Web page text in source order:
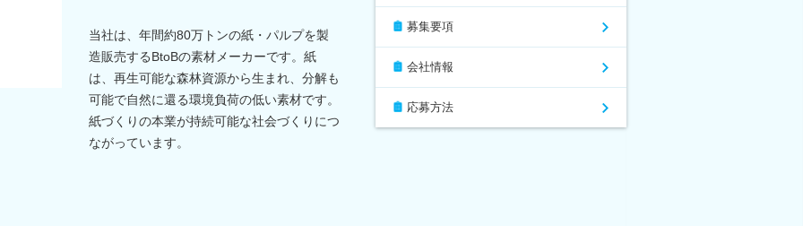
当社は、年間約80万トンの紙・パルプを製
造販売するBtoBの素材メーカーです。紙
は、再生可能な森林資源から生まれ、分解も
可能で自然に還る環境負荷の低い素材です。
紙づくりの本業が持続可能な社会づくりにつ
ながっています。
募集要項
会社情報
応募方法